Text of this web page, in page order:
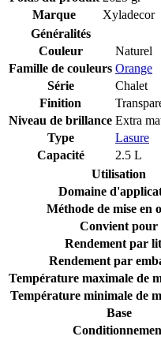
Marque
Xyladecor
Généralités
Couleur
Naturel
Famille de couleurs Orange
Série
Chalet
Finition
Niveau de brillance Extra
Type
Lasure
Capacité
2.5 L
Utilisation
Domaine
Méthode de mise en
Convient pour
Rendement par
Rendement par
Température maximale de
Température minimale de
Base